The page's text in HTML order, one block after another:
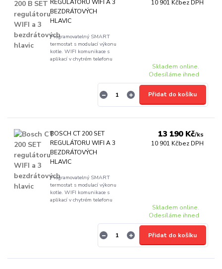
REGULÁTORU WIFI A 3
BEZDRÁTOVÝCH
HLAVIC
Programovatelný SMART
termostat s modulací výkonu
kotle. WIFI komunikace s
aplikací v chytrém telefonu
10 901 Kčbez DPH
Skladem online.
Odesíláme ihned
Přidat do košíku
BOSCH CT 200 SET
REGULÁTORU WIFI A 3
BEZDRÁTOVÝCH
HLAVIC
Programovatelný SMART
termostat s modulací výkonu
kotle. WIFI komunikace s
aplikací v chytrém telefonu
13 190 Kč/ks
10 901 Kčbez DPH
Skladem online.
Odesíláme ihned
Přidat do košíku